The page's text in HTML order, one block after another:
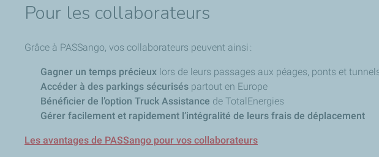
Pour les collaborateurs
Grâce à PASSango, vos collaborateurs peuvent ainsi :
Gagner un temps précieux lors de leurs passages aux péages, ponts et
Accéder à des parkings sécurisés partout en Europe
Bénéficier de l’option Truck Assistance de TotalEnergies
Gérer facilement et rapidement l’intégralité de leurs frais de déplacement
Les avantages de PASSango pour vos collaborateurs